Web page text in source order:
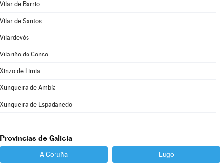
Vilar de Barrio
Vilar de Santos
Vilardevós
Vilariño de Conso
Xinzo de Limia
Xunqueira de Ambía
Xunqueira de Espadanedo
Provincias de Galicia
A Coruña Lugo